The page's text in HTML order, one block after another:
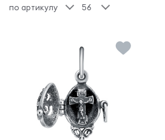
по артикулу 56